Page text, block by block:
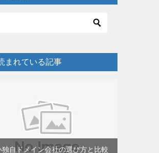
まれている記事
独自ドメイン会社の選び方と比較